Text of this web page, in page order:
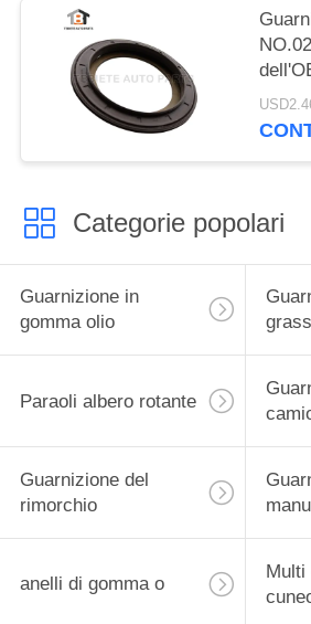
l'asse
Categorie popolari
Guarnizione in
gomma olio
Paraoli albero rotante
Guarnizione del
rimorchio
anelli di gomma o
Multi